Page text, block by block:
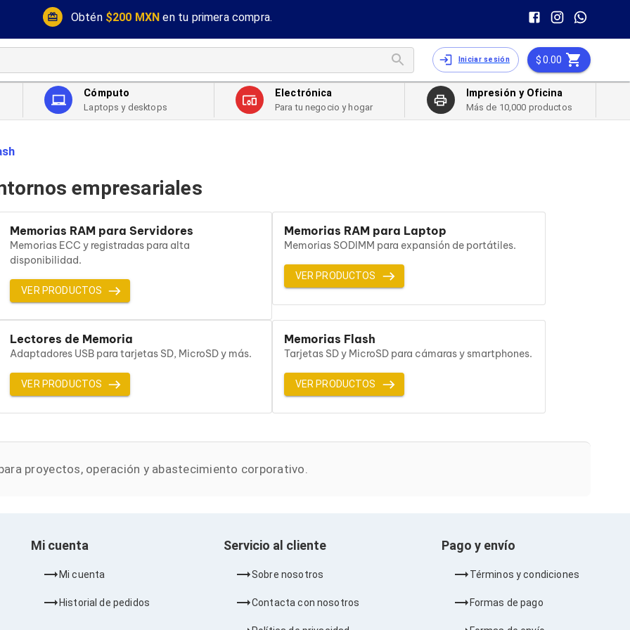
Obtén $200 MXN en tu primera compra.
Iniciar sesión 0.00
Cómputo
Laptops y desktops
Electrónica
Para tu negocio y hogar
Impresión y Oficina
Más de 10,000 productos
empresariales
Memorias RAM para Servidores
Memorias ECC y registradas para alta
disponibilidad.
VER PRODUCTOS
Memorias RAM para Laptop
Memorias SODIMM para expansión de portátiles.
VER PRODUCTOS
Lectores de Memoria
Adaptadores USB para tarjetas SD, MicroSD y más.
VER PRODUCTOS
Memorias Flash
Tarjetas SD y MicroSD para cámaras y smartphones.
VER PRODUCTOS
proyectos, operación y abastecimiento corporativo.
Mi cuenta
Mi cuenta
Historial de pedidos
Servicio al cliente
Sobre nosotros
Contacta con nosotros
Pago y envío
Términos y condiciones
Formas de pago